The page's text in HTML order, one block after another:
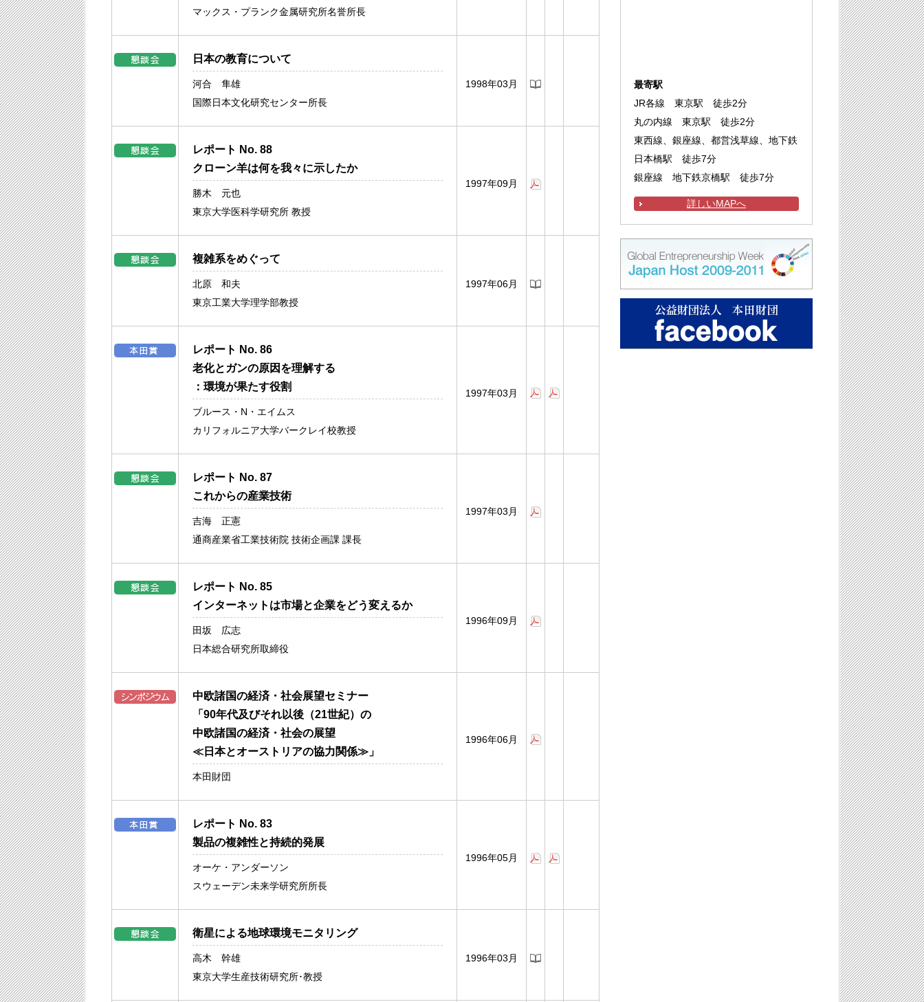
マックス・プランク金属研究所名誉所長
日本の教育について
河合 隼雄
国際日本文化研究センター所長
1998年03月
レポート No. 88
クローン羊は何を我々に示したか
勝木 元也
東京大学医科学研究所 教授
1997年09月
複雑系をめぐって
北原 和夫
東京工業大学理学部教授
1997年06月
レポート No. 86
老化とガンの原因を理解する
：環境が果たす役割
ブルース・N・エイムス
カリフォルニア大学バークレイ校教授
1997年03月
レポート No. 87
これからの産業技術
吉海 正憲
通商産業省工業技術院 技術企画課 課長
1997年03月
レポート No. 85
インターネットは市場と企業をどう変えるか
田坂 広志
日本総合研究所取締役
1996年09月
中欧諸国の経済・社会展望セミナー
「90年代及びそれ以後（21世紀）の
中欧諸国の経済・社会の展望
≪日本とオーストリアの協力関係≫」
本田財団
1996年06月
レポート No. 83
製品の複雑性と持続的発展
オーケ・アンダーソン
スウェーデン未来学研究所所長
1996年05月
衛星による地球環境モニタリング
高木 幹雄
東京大学生産技術研究所･教授
1996年03月
最寄駅
JR各線 東京駅 徒歩2分
丸の内線 東京駅 徒歩2分
東西線、銀座線、都営浅草線、地下鉄
日本橋駅 徒歩7分
銀座線 地下鉄京橋駅 徒歩7分
詳しいMAPへ